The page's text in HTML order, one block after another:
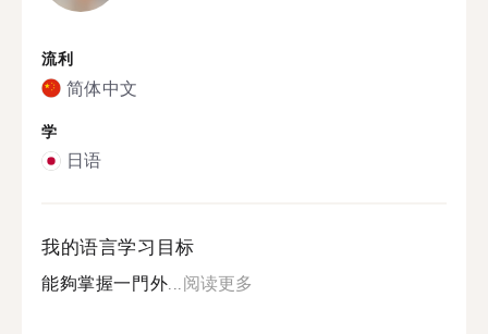
流利
简体中文
学
日语
我的语言学习目标
能夠掌握一門外...阅读更多